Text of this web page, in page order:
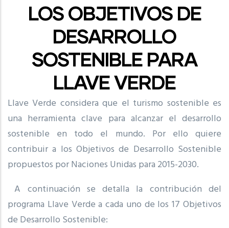
LOS OBJETIVOS DE
DESARROLLO
SOSTENIBLE PARA
LLAVE VERDE
Llave Verde considera que el turismo sostenible es
una herramienta clave para alcanzar el desarrollo
sostenible en todo el mundo. Por ello quiere
contribuir a los Objetivos de Desarrollo Sostenible
propuestos por Naciones Unidas para 2015-2030.
A continuación se detalla la contribución del
programa Llave Verde a cada uno de los 17 Objetivos
de Desarrollo Sostenible: